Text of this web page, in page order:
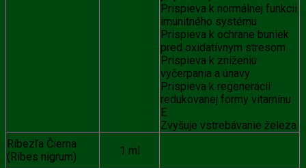
Prispieva k normálnej funkcii
imunitného systému
Prispieva k ochrane buniek
pred oxidatívnym stresom
Prispieva k zníženiu
vyčerpania a únavy
Prispieva k regenerácii
redukovanej formy vitamínu
E
Zvyšuje vstrebávanie železa
Ríbezľa Čierna
(Ribes nigrum)
1 ml